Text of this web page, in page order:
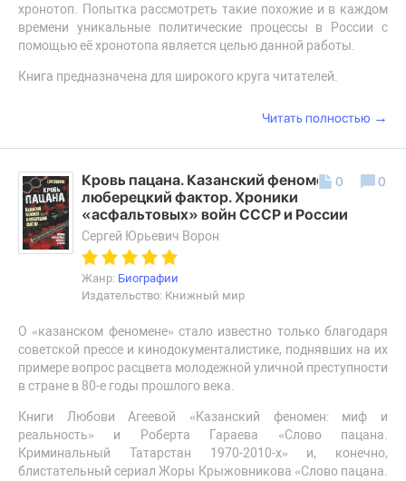
хронотоп. Попытка рассмотреть такие похожие и в каждом
времени уникальные политические процессы в России с
помощью её хронотопа является целью данной работы.
Книга предназначена для широкого круга читателей.
Читать полностью →
Кровь пацана. Казанский феномен и
люберецкий фактор. Хроники
«асфальтовых» войн СССР и России
Сергей Юрьевич Ворон
Жанр: Биографии
Издательство: Книжный мир
О «казанском феномене» стало известно только благодаря
советской прессе и кинодокументалистике, поднявших на их
примере вопрос расцвета молодежной уличной преступности
в стране в 80-е годы прошлого века.
Книги Любови Агеевой «Казанский феномен: миф и
реальность» и Роберта Гараева «Слово пацана.
Криминальный Татарстан 1970-2010-х» и, конечно,
блистательный сериал Жоры Крыжовникова «Слово пацана.
0 0